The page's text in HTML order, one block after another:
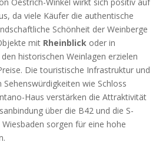
da viele Käufer die authentische
Schönheit der Weinberge
mit Rheinblick oder in
historischen Weinlagen erzielen
Die touristische Infrastruktur und
wie Schloss
Haus verstärken die Attraktivität
über die B42 und die S-
sorgen für eine hohe